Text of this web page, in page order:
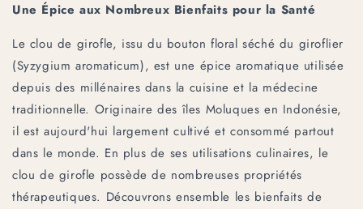
Une Épice aux Nombreux Bienfaits pour la Santé
Le clou de girofle, issu du bouton floral séché du giroflier
(Syzygium aromaticum), est une épice aromatique utilisée
depuis des millénaires dans la cuisine et la médecine
traditionnelle. Originaire des îles Moluques en Indonésie,
il est aujourd'hui largement cultivé et consommé partout
dans le monde. En plus de ses utilisations culinaires, le
clou de girofle possède de nombreuses propriétés
thérapeutiques. Découvrons ensemble les bienfaits de